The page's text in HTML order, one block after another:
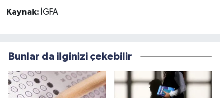
Kaynak: İGFA
Bunlar da ilginizi çekebilir